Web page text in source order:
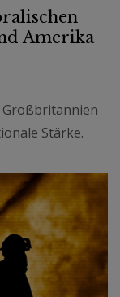
Amerika
Großbritannien
Stärke.